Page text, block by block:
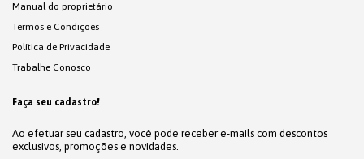
Manual do proprietário
Termos e Condições
Política de Privacidade
Trabalhe Conosco
Faça seu cadastro!
Ao efetuar seu cadastro, você pode receber e-mails com descontos
exclusivos, promoções e novidades.